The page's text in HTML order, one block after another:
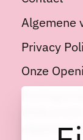
Algemene
Privacy
Onze